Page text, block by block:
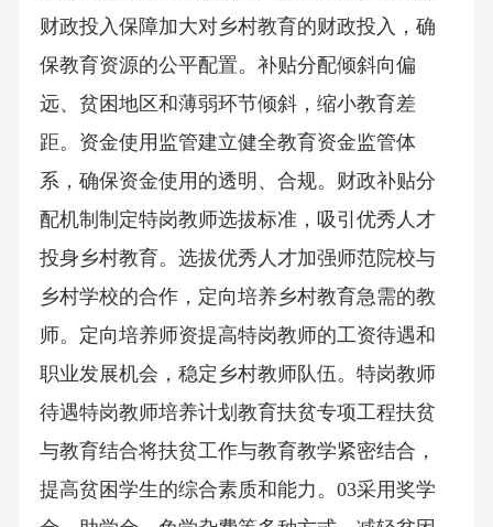
财政投入保障加大对乡村教育的财政投入，确
保教育资源的公平配置。补贴分配倾斜向偏
远、贫困地区和薄弱环节倾斜，缩小教育差
距。资金使用监管建立健全教育资金监管体
系，确保资金使用的透明、合规。财政补贴分
配机制制定特岗教师选拔标准，吸引优秀人才
投身乡村教育。选拔优秀人才加强师范院校与
乡村学校的合作，定向培养乡村教育急需的教
师。定向培养师资提高特岗教师的工资待遇和
职业发展机会，稳定乡村教师队伍。特岗教师
待遇特岗教师培养计划教育扶贫专项工程扶贫
与教育结合将扶贫工作与教育教学紧密结合，
提高贫困学生的综合素质和能力。03采用奖学